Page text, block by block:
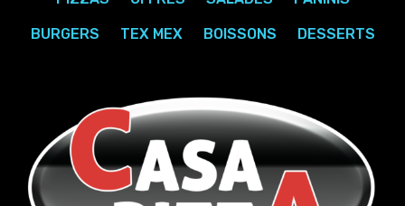
BURGERS TEX MEX BOISSONS DESSERTS